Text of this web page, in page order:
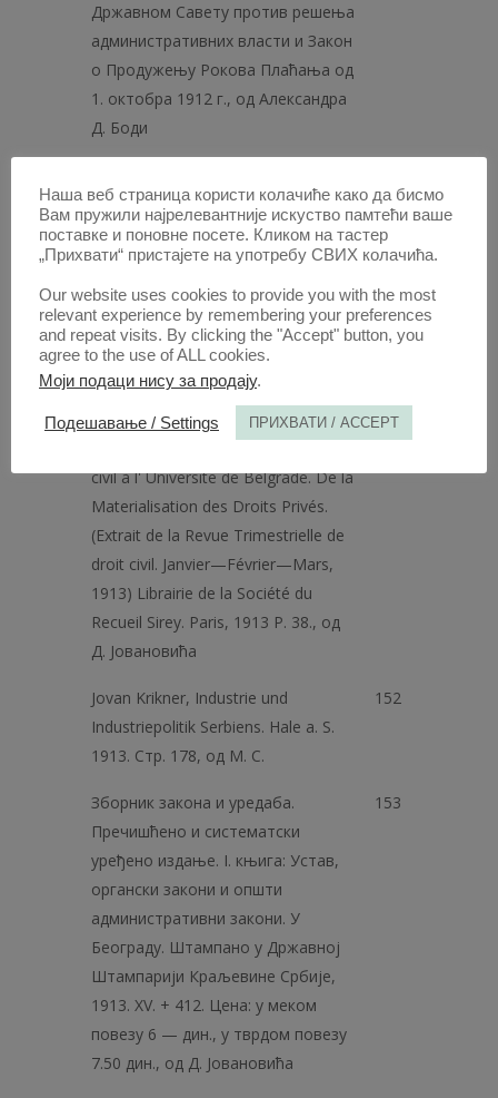
Државном Савету против решења
административних власти и Закон
о Продужењу Рокова Плаћања од
1. октобра 1912 г., од Александра
Д. Боди
Уредбе, од Александра Д. Боди
ЕКОНОМСКО-
Буџет за 1913 годину, од Др.
Милана М. Стојадиновића
74
ОЦЕНЕ И ПРИКАЗИ
civil à l' Universite de Belgrade. De la
Materialisation des Droits Privés.
(Extrait de la Revue Trimestrielle de
droit civil. Janvier—Février—Mars,
1913) Librairie de la Société du
Recueil Sirey. Paris, 1913 P. 38., од
Д. Јовановића
Jovan Krikner, Industrie und
Industriepolitik Serbiens. Hale a. S.
1913. Стр. 178, од M. C.
152
Зборник закона и уредаба.
Пречишћено и систематски
уређено издање. I. књига: Устав,
органски закони и општи
административни закони. У
Београду. Штампано у Државној
Штампарији Краљевине Србије,
1913. XV. + 412. Цена: у меком
повезу 6 — дин., у тврдом повезу
7.50 дин., од Д. Јовановића
153
Наша веб страница користи колачиће како да бисмо
Вам пружили најрелевантније искуство памтећи ваше
поставке и поновне посете. Кликом на тастер
„Прихвати“ пристајете на употребу СВИХ колачића.
Our website uses cookies to provide you with the most
relevant experience by remembering your preferences
and repeat visits. By clicking the "Accept" button, you
agree to the use of ALL cookies.
Моји подаци нису за продају.
Подешавање / Settings ПРИХВАТИ / ACCEPT